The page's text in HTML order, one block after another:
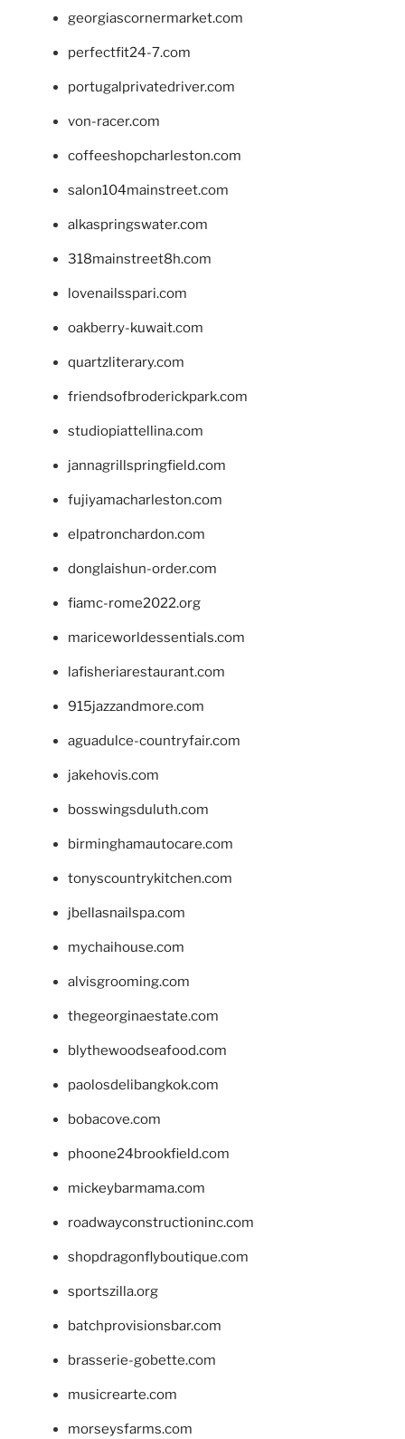
georgiascornermarket.com
perfectfit24-7.com
portugalprivatedriver.com
von-racer.com
coffeeshopcharleston.com
salon104mainstreet.com
alkaspringswater.com
318mainstreet8h.com
lovenailsspari.com
oakberry-kuwait.com
quartzliterary.com
friendsofbroderickpark.com
studiopiattellina.com
jannagrillspringfield.com
fujiyamacharleston.com
elpatronchardon.com
donglaishun-order.com
fiamc-rome2022.org
mariceworldessentials.com
lafisheriarestaurant.com
915jazzandmore.com
aguadulce-countryfair.com
jakehovis.com
bosswingsduluth.com
birminghamautocare.com
tonyscountrykitchen.com
jbellasnailspa.com
mychaihouse.com
alvisgrooming.com
thegeorginaestate.com
blythewoodseafood.com
paolosdelibangkok.com
bobacove.com
phoone24brookfield.com
mickeybarmama.com
roadwayconstructioninc.com
shopdragonflyboutique.com
sportszilla.org
batchprovisionsbar.com
brasserie-gobette.com
musicrearte.com
morseysfarms.com